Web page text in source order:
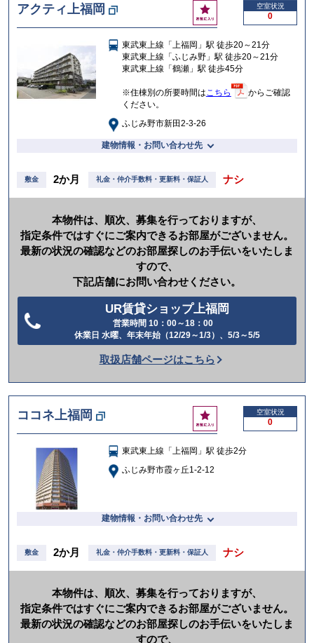
アクティ上福岡
お
気
入
り
空室状況
0
東武東上線「上福岡」駅 徒歩20～21分
東武東上線「ふじみ野」駅 徒歩20～21分
東武東上線「鶴瀬」駅 徒歩45分
※住棟別の所要時間はこちら
からご確認
ください。
ふじみ野市新田2-3-26
建物情報・お問い合わせ先
敷金 2か月 礼金・仲介手数料・更新料・保証人 ナシ
本物件は、順次、募集を行っておりますが、
指定条件ではすぐにご案内できるお部屋がございません。
最新の状況の確認などのお部屋探しのお手伝いをいたしま
すので、
下記店舗にお問い合わせください。
UR賃貸ショップ上福岡
営業時間 10：00～18：00
休業日 水曜、年末年始（12/29～1/3）、5/3～5/5
話
か
け
る
取扱店舗ページはこちら
ココネ上福岡
お
気
入
り
空室状況
0
東武東上線「上福岡」駅 徒歩2分
ふじみ野市霞ヶ丘1-2-12
建物情報・お問い合わせ先
敷金 2か月 礼金・仲介手数料・更新料・保証人 ナシ
本物件は、順次、募集を行っておりますが、
指定条件ではすぐにご案内できるお部屋がございません。
最新の状況の確認などのお部屋探しのお手伝いをいたしま
すので、